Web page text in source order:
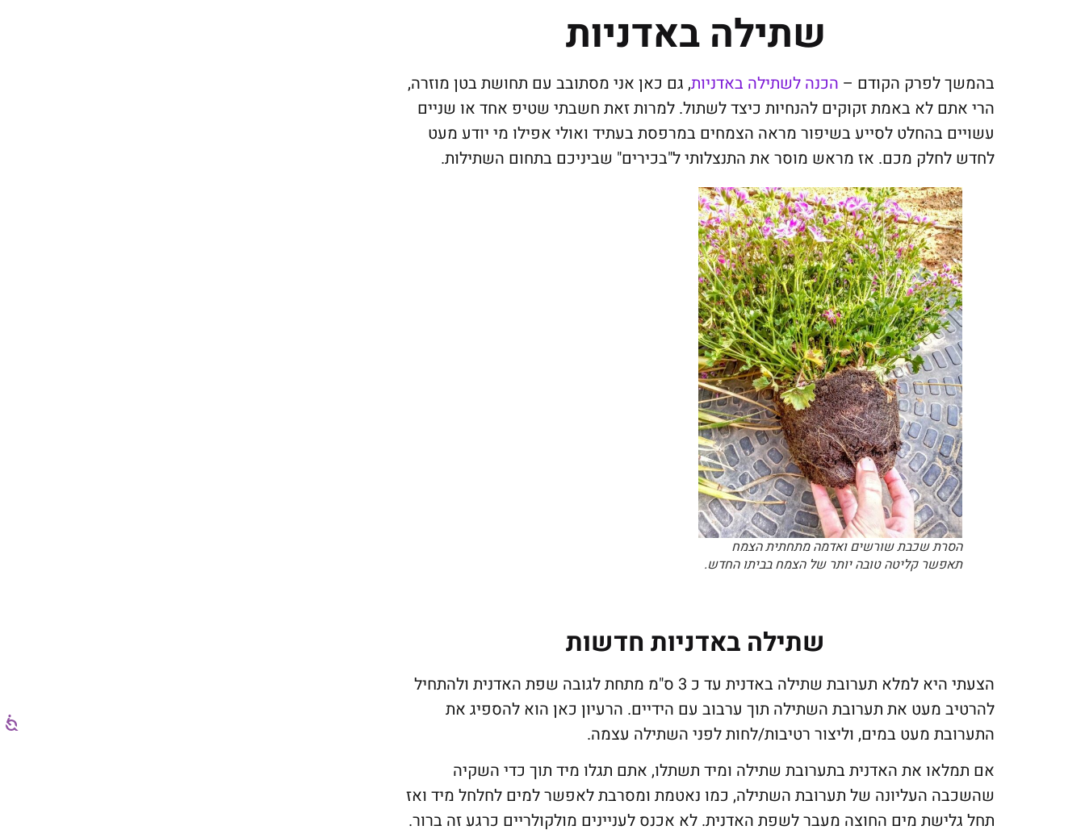
שתילה באדניות
בהמשך לפרק הקודם – הכנה לשתילה באדניות, גם כאן אני מסתובב עם תחושת בטן מוזרה,
הרי אתם לא באמת זקוקים להנחיות כיצד לשתול. למרות זאת חשבתי שטיפ אחד או שניים
עשויים בהחלט לסייע בשיפור מראה הצמחים במרפסת בעתיד ואולי אפילו מי יודע מעט
לחדש לחלק מכם. אז מראש מוסר את התנצלותי ל"בכירים" שביניכם בתחום השתילות.
הסרת שכבת שורשים ואדמה מתחתית הצמח
תאפשר קליטה טובה יותר של הצמח בביתו החדש.
שתילה באדניות חדשות
הצעתי היא למלא תערובת שתילה באדנית עד כ 3 ס"מ מתחת לגובה שפת האדנית ולהתחיל
להרטיב מעט את תערובת השתילה תוך ערבוב עם הידיים. הרעיון כאן הוא להספיג את
התערובת מעט במים, וליצור רטיבות/לחות לפני השתילה עצמה.
אם תמלאו את האדנית בתערובת שתילה ומיד תשתלו, אתם תגלו מיד תוך כדי השקיה
שהשכבה העליונה של תערובת השתילה, כמו נאטמת ומסרבת לאפשר למים לחלחל מיד ואז
תחל גלישת מים החוצה מעבר לשפת האדנית. לא אכנס לעניינים מולקולריים כרגע זה ברור.